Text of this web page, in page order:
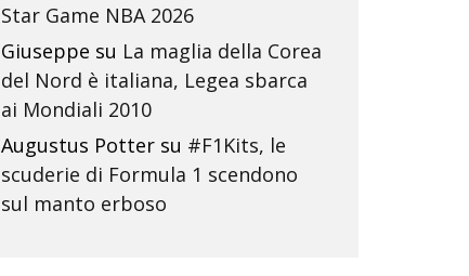
Star Game NBA 2026
Giuseppe su La maglia della Corea
del Nord è italiana, Legea sbarca
ai Mondiali 2010
Augustus Potter su #F1Kits, le
scuderie di Formula 1 scendono
sul manto erboso